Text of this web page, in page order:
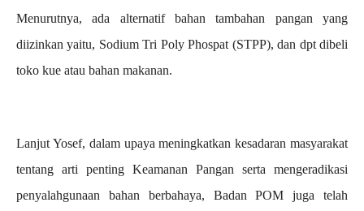
Menurutnya, ada alternatif bahan tambahan pangan yang
diizinkan yaitu, Sodium Tri Poly Phospat (STPP), dan dpt dibeli
toko kue atau bahan makanan.
Lanjut Yosef, dalam upaya meningkatkan kesadaran masyarakat
tentang arti penting Keamanan Pangan serta mengeradikasi
penyalahgunaan bahan berbahaya, Badan POM juga telah